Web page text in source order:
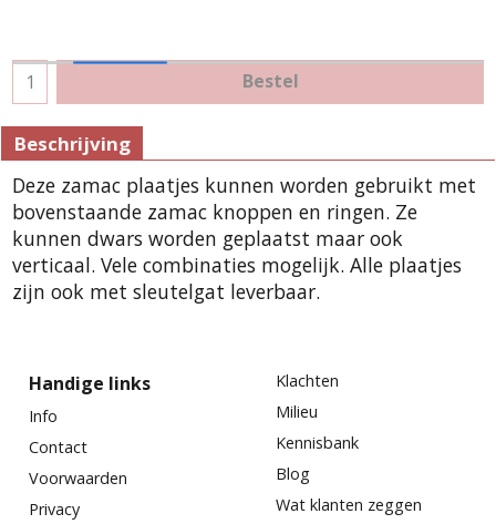
Bestel
Beschrijving
Deze zamac plaatjes kunnen worden gebruikt met
bovenstaande zamac knoppen en ringen. Ze
kunnen dwars worden geplaatst maar ook
verticaal. Vele combinaties mogelijk. Alle plaatjes
zijn ook met sleutelgat leverbaar.
Handige links
Info
Contact
Voorwaarden
Privacy
Klachten
Milieu
Kennisbank
Blog
Wat klanten zeggen